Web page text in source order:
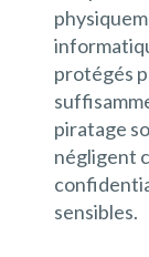
protégés
piratage
négligent
sensibles.